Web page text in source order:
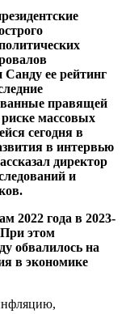
ее рейтинг
правящей
массовых
сегодня в
в интервью
директор
и
2022 года в 2023-
этом
обвалилось на
в экономике